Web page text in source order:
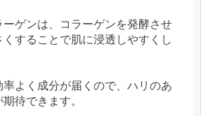
ーゲンは、コラーゲンを発酵させ
くすることで肌に浸透しやすくし
率よく成分が届くので、ハリのあ
待できます。